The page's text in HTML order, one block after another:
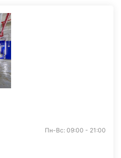
Пн-Вс: 09:00 - 21:00